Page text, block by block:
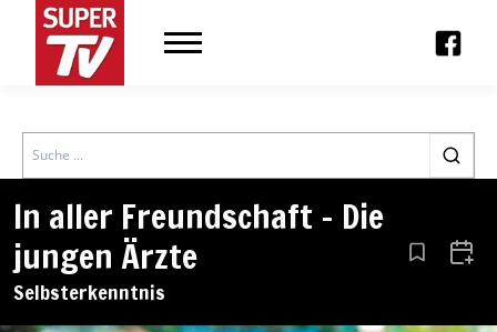
Search
In aller Freundschaft – Die
jungen Ärzte
Selbsterkenntnis
Aus den